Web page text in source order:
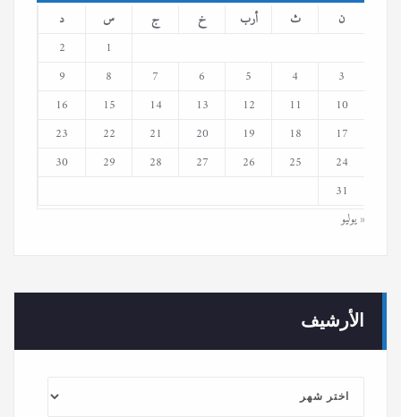
ن ث أرب خ ج س
د
1
2
3
4
5
6
7
8
9
10
11
12
13
14
15
16
17
18
19
20
21
22
23
24
25
26
27
28
29
30
31
« يوليو
الأرشيف